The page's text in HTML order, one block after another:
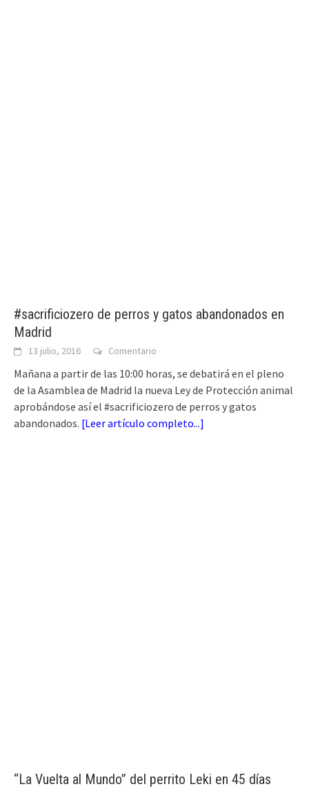
#sacrificiozero de perros y gatos abandonados en
Madrid
13 julio, 2016 Comentario
Mañana a partir de las 10:00 horas, se debatirá en el pleno
de la Asamblea de Madrid la nueva Ley de Protección animal
aprobándose así el #sacrificiozero de perros y gatos
abandonados. [Leer artículo completo...]
“La Vuelta al Mundo” del perrito Leki en 45 días